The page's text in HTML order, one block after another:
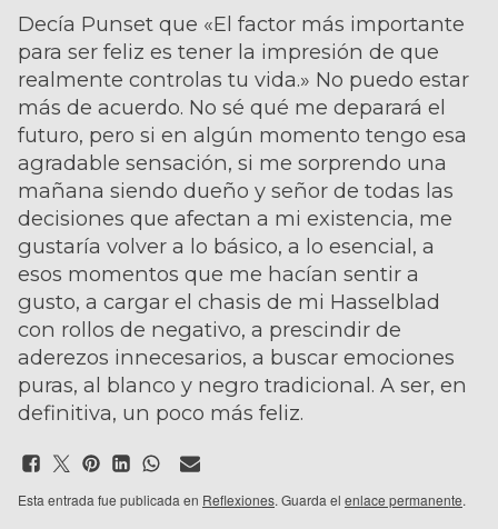
Decía Punset que «El factor más importante
para ser feliz es tener la impresión de que
realmente controlas tu vida.» No puedo estar
más de acuerdo. No sé qué me deparará el
futuro, pero si en algún momento tengo esa
agradable sensación, si me sorprendo una
mañana siendo dueño y señor de todas las
decisiones que afectan a mi existencia, me
gustaría volver a lo básico, a lo esencial, a
esos momentos que me hacían sentir a
gusto, a cargar el chasis de mi Hasselblad
con rollos de negativo, a prescindir de
aderezos innecesarios, a buscar emociones
puras, al blanco y negro tradicional. A ser, en
definitiva, un poco más feliz.
Esta entrada fue publicada en Reflexiones. Guarda el enlace permanente.